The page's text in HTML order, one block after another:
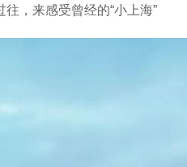
，来感受曾经的“小上海”